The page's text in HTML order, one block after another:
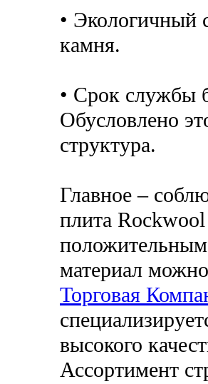
• Экологичный
камня.
• Срок службы
Обусловлено
структура.
Главное –
плита Rockwool
материал
Торговая
высокого
Ассортимент